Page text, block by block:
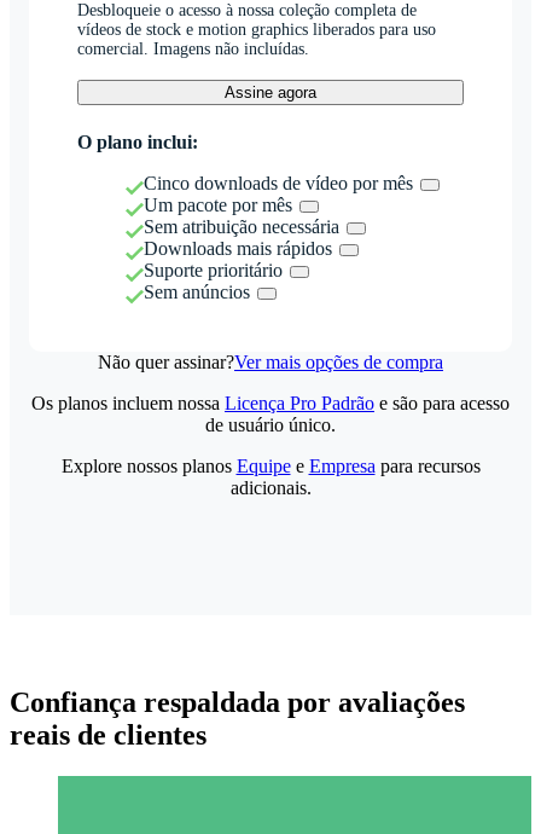
Desbloqueie o acesso à nossa coleção completa de
vídeos de stock e motion graphics liberados para uso
comercial. Imagens não incluídas.
Assine agora
O plano inclui:
Cinco downloads de vídeo por mês
Um pacote por mês
Sem atribuição necessária
Downloads mais rápidos
Suporte prioritário
Sem anúncios
Não quer assinar?Ver mais opções de compra
Os planos incluem nossa Licença Pro Padrão e são para acesso
de usuário único.
Explore nossos planos Equipee Empresa para recursos
adicionais.
Confiança respaldada por avaliações
reais de clientes